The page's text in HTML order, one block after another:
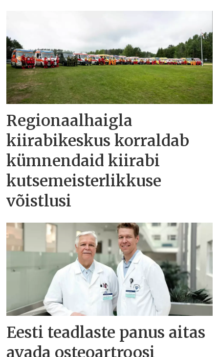
Regionaalhaigla
kiirabikeskus korraldab
kümnendaid kiirabi
kutsemeisterlikkuse
võistlusi
Eesti teadlaste panus aitas
avada osteoartroosi